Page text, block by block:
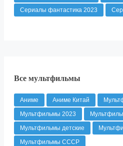
Сериалы фантастика 2023
Все мультфильмы
Аниме Аниме Китай
Мультфильмы 2023
Мультфильмы детские
Мультфильмы СССР